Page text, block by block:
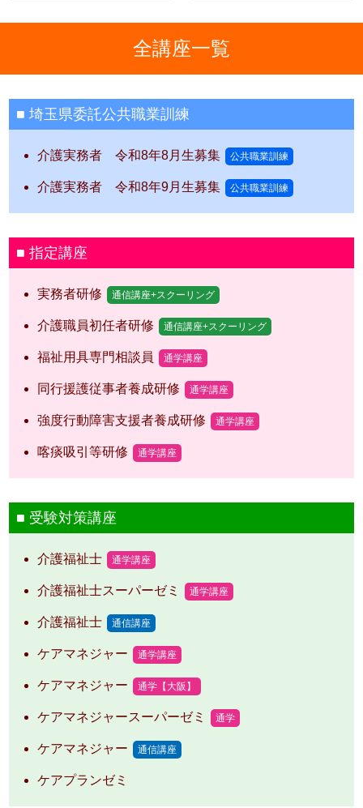
全講座一覧
埼玉県委託公共職業訓練
介護実務者 令和8年8月生募集 公共職業訓練
介護実務者 令和8年9月生募集 公共職業訓練
指定講座
実務者研修 通信講座+スクーリング
介護職員初任者研修 通信講座+スクーリング
福祉用具専門相談員 通学講座
同行援護従事者養成研修 通学講座
強度行動障害支援者養成研修 通学講座
喀痰吸引等研修 通学講座
受験対策講座
介護福祉士 通学講座
介護福祉士スーパーゼミ 通学講座
介護福祉士 通信講座
ケアマネジャー 通学講座
ケアマネジャー 通学【大阪】
ケアマネジャースーパーゼミ 通学
ケアマネジャー 通信講座
ケアプランゼミ